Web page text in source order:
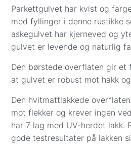
inkludert.
Frakt til gateadresse (gulv,
Sone 1 (0001–3519): Kr
Sone 2 (3520–7994): Kr
Sone 3 (8000–9991): Kr
Andre fraktpriser:
Kr 299
Gulvprøver: Kr 57
Betalingsalternativer i kassen:
Visa/Mastercard–
Parkettgulvet har kvist og
med fyllinger i denne rustikke
askegulvet har kjerneved og
gulvet er levende og naturlig
Den børstede overflaten gir
at gulvet er robust mot hakk
Den hvitmattlakkede
mot flekker og krever ingen
har 7 lag med UV-herdet lakk.
gode testresultater på lakken